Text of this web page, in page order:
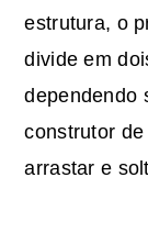
estrutura, o
divide em
dependendo
construtor
arrastar e